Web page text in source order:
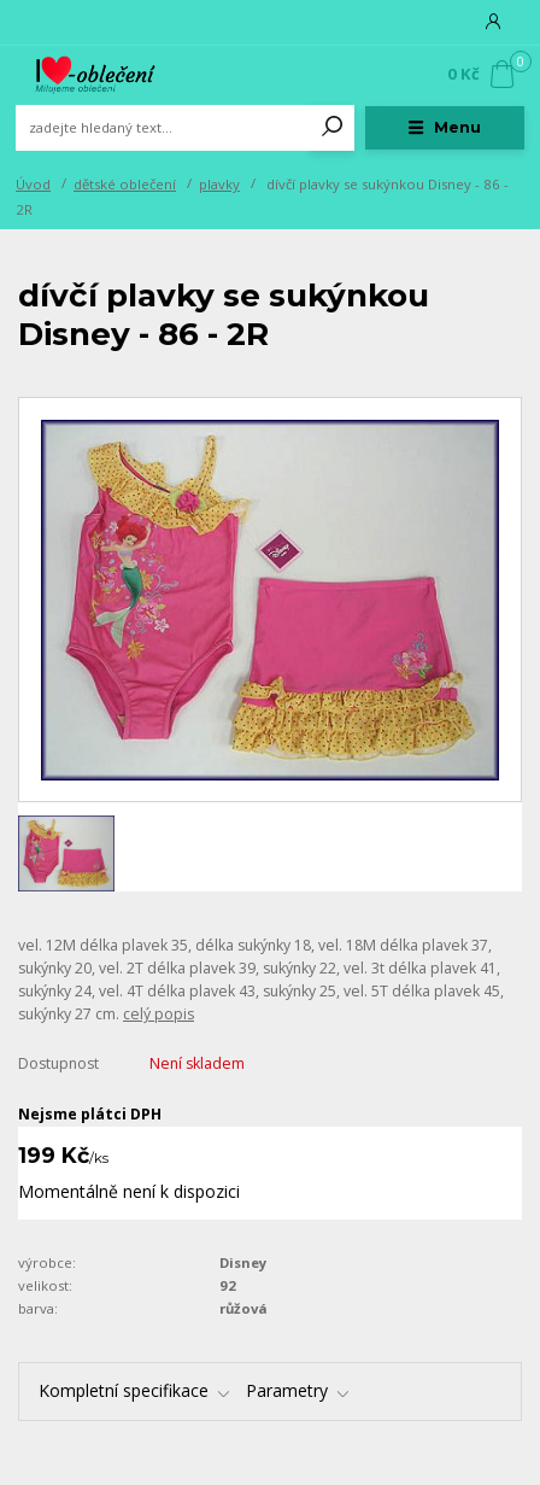
Menu
0
0 Kč
Úvod dětské oblečení plavky
dívčí plavky se sukýnkou Disney - 86 -
2R
dívčí plavky se sukýnkou
Disney - 86 - 2R
vel. 12M délka plavek 35, délka sukýnky 18, vel. 18M délka plavek 37,
sukýnky 20, vel. 2T délka plavek 39, sukýnky 22, vel. 3t délka plavek 41,
sukýnky 24, vel. 4T délka plavek 43, sukýnky 25, vel. 5T délka plavek 45,
sukýnky 27 cm. celý popis
Dostupnost Není skladem
Nejsme plátci DPH
199 Kč/ks
Momentálně není k dispozici
výrobce:
Disney
velikost:
92
barva:
růžová
Kompletní specifikace Parametry